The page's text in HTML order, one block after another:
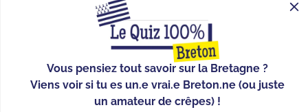
Vous pensiez tout savoir sur la Bretagne ?
Viens voir si tu es un.e vrai.e Breton.ne (ou juste
un amateur de crêpes) !
CONTACT
FAQ
BLOG
À PROPOS
SUIS-NOUS !